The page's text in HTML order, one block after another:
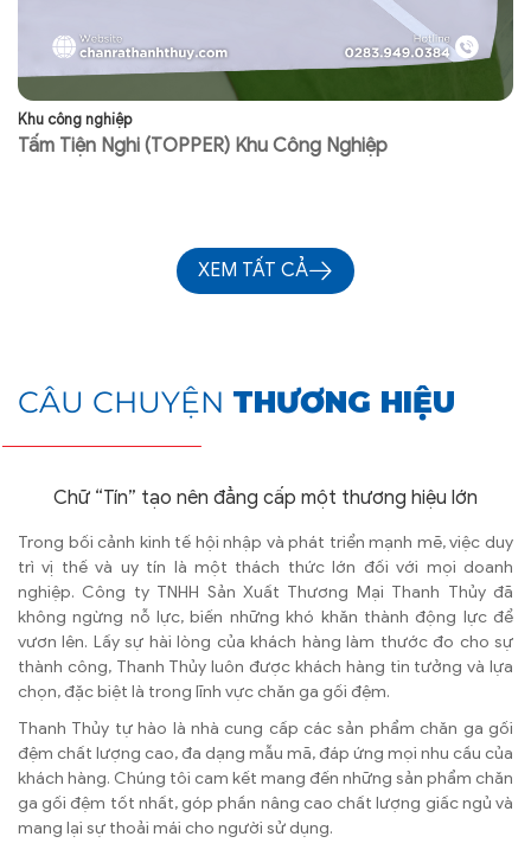
Khu công nghiệp
Tấm Tiện Nghi (TOPPER) Khu Công Nghiệp
XEM TẤT CẢ
CÂU CHUYỆN THƯƠNG HIỆU
Chữ “Tín” tạo nên đẳng cấp một thương hiệu lớn
Trong bối cảnh kinh tế hội nhập và phát triển mạnh mẽ, việc duy
trì vị thế và uy tín là một thách thức lớn đối với mọi doanh
nghiệp. Công ty TNHH Sản Xuất Thương Mại Thanh Thủy đã
không ngừng nỗ lực, biến những khó khăn thành động lực để
vươn lên. Lấy sự hài lòng của khách hàng làm thước đo cho sự
thành công, Thanh Thủy luôn được khách hàng tin tưởng và lựa
chọn, đặc biệt là trong lĩnh vực chăn ga gối đệm.
Thanh Thủy tự hào là nhà cung cấp các sản phẩm chăn ga gối
đệm chất lượng cao, đa dạng mẫu mã, đáp ứng mọi nhu cầu của
khách hàng. Chúng tôi cam kết mang đến những sản phẩm chăn
ga gối đệm tốt nhất, góp phần nâng cao chất lượng giấc ngủ và
mang lại sự thoải mái cho người sử dụng.